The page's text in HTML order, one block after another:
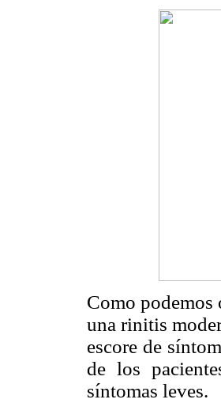
Como podemos
una rinitis
escore de
de los
síntomas leves.